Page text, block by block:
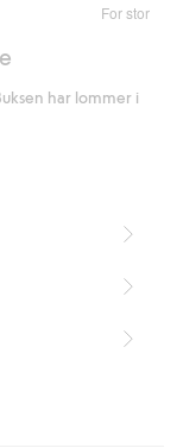
For stor
har lommer i